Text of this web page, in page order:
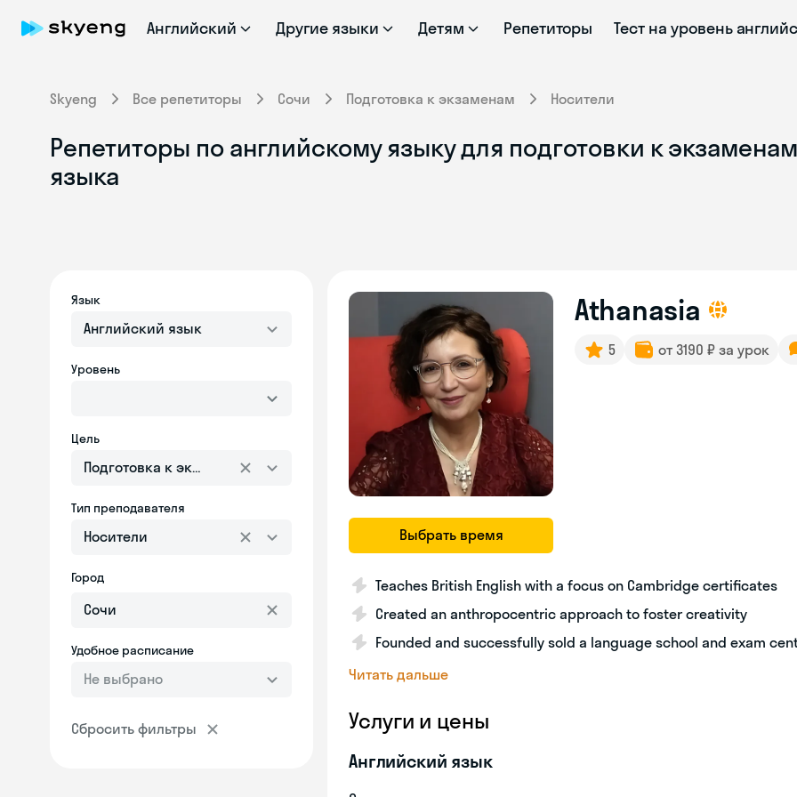
Английский Другие языки Детям Репетиторы Тест на уровень
Skyeng Все репетиторы Сочи Подготовка к экзаменам Носители
Репетиторы по английскому языку для подготовки к
языка
Язык
Английский язык
Уровень
Цель
Подготовка к экзаменам
Тип преподавателя
Носители
Город
Удобное расписание
Не выбрано
Сбросить фильтры
Выбрать время
Athanasia
5 от 3190 ₽ за урок
Teaches British English with a focus on Cambridge certificates
Created an anthropocentric approach to foster creativity
Founded and successfully sold a language school and exam
Читать дальше
Услуги и цены
Английский язык